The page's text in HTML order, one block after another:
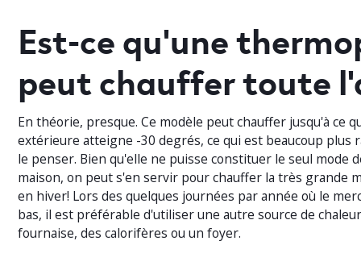
Est-ce qu'une
peut chauffer toute
En théorie, presque. Ce modèle peut chauffer jusqu'à ce
extérieure atteigne -30 degrés, ce qui est beaucoup plus
le penser. Bien qu'elle ne puisse constituer le seul mode
maison, on peut s'en servir pour chauffer la très grande
en hiver! Lors des quelques journées par année où le
bas, il est préférable d'utiliser une autre source de
fournaise, des calorifères ou un foyer.